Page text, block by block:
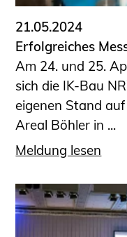
Presse
Kontakt und
Impressum
Datenschutz
Ingenieurakademie
21.05.2024
Erfolgreiches
Am 24. und 25.
sich die IK-Bau
eigenen Stand
Areal Böhler in ...
Meldung lesen